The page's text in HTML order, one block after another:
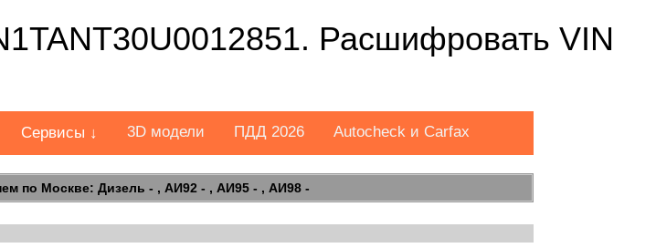
Расшифровать VIN
Сервисы ↓ 3D модели ПДД 2026 Autocheck и Carfax
по Москве: Дизель - , АИ92 - , АИ95 - , АИ98 -